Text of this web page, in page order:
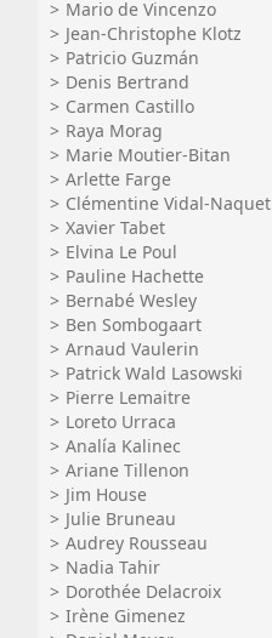
Mario de Vincenzo
Jean-Christophe Klotz
Patricio Guzmán
Denis Bertrand
Carmen Castillo
Raya Morag
Marie Moutier-Bitan
Arlette Farge
Clémentine Vidal-Naquet
Xavier Tabet
Elvina Le Poul
Pauline Hachette
Bernabé Wesley
Ben Sombogaart
Arnaud Vaulerin
Patrick Wald Lasowski
Pierre Lemaitre
Loreto Urraca
Analía Kalinec
Ariane Tillenon
Jim House
Julie Bruneau
Audrey Rousseau
Nadia Tahir
Dorothée Delacroix
Irène Gimenez